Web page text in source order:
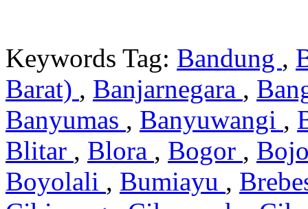
Keywords Tag: Bandung ,
Barat) , Banjarnegara ,
Banyumas , Banyuwangi ,
Blitar , Blora , Bogor ,
Boyolali , Bumiayu ,